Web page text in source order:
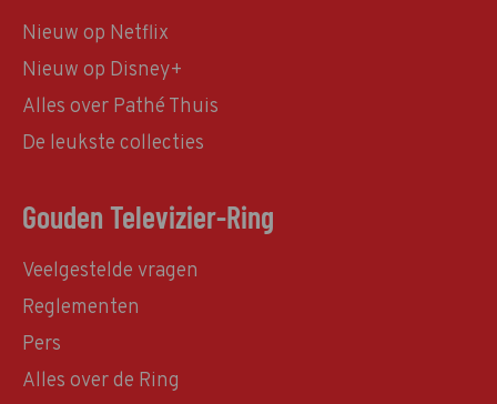
Nieuw op Netflix
Nieuw op Disney+
Alles over Pathé Thuis
De leukste collecties
Gouden Televizier-Ring
Veelgestelde vragen
Reglementen
Pers
Alles over de Ring